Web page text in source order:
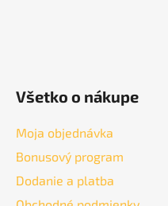
Všetko o nákupe
Moja objednávka
Bonusový program
Dodanie a platba